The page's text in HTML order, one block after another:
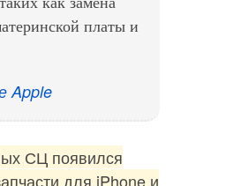
платы и
Apple
СЦ появился
для iPhone и